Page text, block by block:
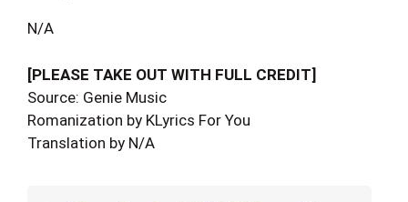
N/A
[PLEASE TAKE OUT WITH FULL CREDIT]
Source: Genie Music
Romanization by KLyrics For You
Translation by N/A